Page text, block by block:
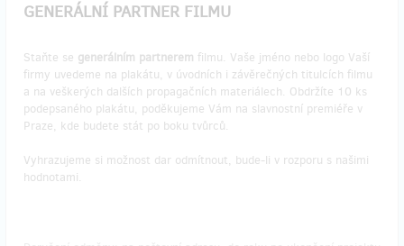
GENERÁLNÍ PARTNER FILMU
Staňte se generálním partnerem filmu. Vaše jméno nebo logo Vaší
firmy uvedeme na plakátu, v úvodních i závěrečných titulcích filmu
a na veškerých dalších propagačních materiálech. Obdržíte 10 ks
podepsaného plakátu, poděkujeme Vám na slavnostní premiéře v
Praze, kde budete stát po boku tvůrců.
Vyhrazujeme si možnost dar odmítnout, bude-li v rozporu s našimi
hodnotami.